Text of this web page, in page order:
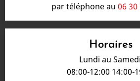
par téléphone au 06 30
Horaires
Lundi au Samedi
08:00-12:00 14:00-